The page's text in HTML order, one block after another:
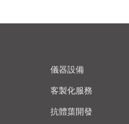
儀器設備
客製化服務
抗體蕖開發